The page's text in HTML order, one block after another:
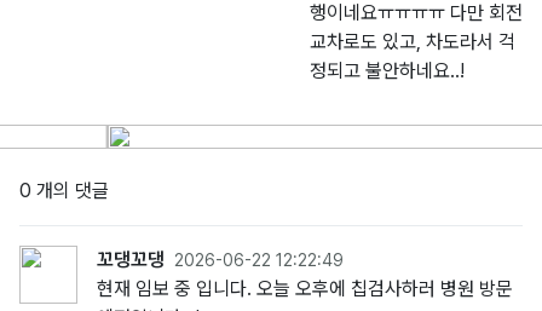
행이네요ㅠㅠㅠㅠ 다만 회전
교차로도 있고, 차도라서 걱
정되고 불안하네요..!
0 개의 댓글
꼬댕꼬댕 2026-06-22 12:22:49
현재 임보 중 입니다. 오늘 오후에 칩검사하러 병원 방문